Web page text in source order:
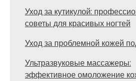
Уход за кутикулой:
советы для красивых ногтей
Уход за проблемной кожей
Ультразвуковые массажеры:
эффективное омоложение